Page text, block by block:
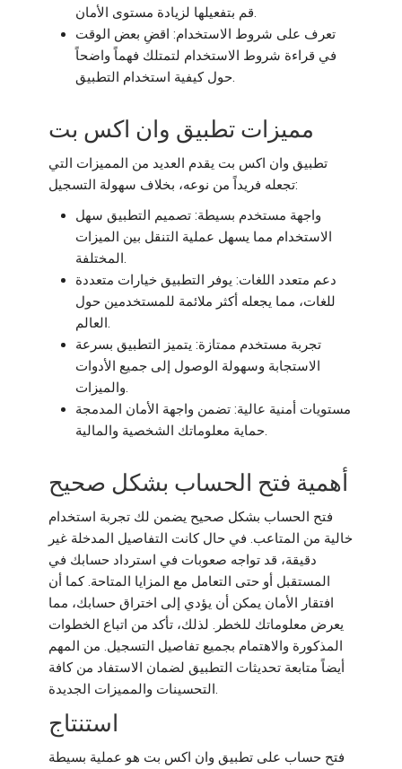
قم بتفعيلها لزيادة مستوى الأمان.
تعرف على شروط الاستخدام: اقضِ بعض الوقت
في قراءة شروط الاستخدام لتمتلك فهماً واضحاً
حول كيفية استخدام التطبيق.
مميزات تطبيق وان اكس بت
تطبيق وان اكس بت يقدم العديد من المميزات التي
تجعله فريداً من نوعه، بخلاف سهولة التسجيل:
واجهة مستخدم بسيطة: تصميم التطبيق سهل
الاستخدام مما يسهل عملية التنقل بين الميزات
المختلفة.
دعم متعدد اللغات: يوفر التطبيق خيارات متعددة
للغات، مما يجعله أكثر ملائمة للمستخدمين حول
العالم.
تجربة مستخدم ممتازة: يتميز التطبيق بسرعة
الاستجابة وسهولة الوصول إلى جميع الأدوات
والميزات.
مستويات أمنية عالية: تضمن واجهة الأمان المدمجة
حماية معلوماتك الشخصية والمالية.
أهمية فتح الحساب بشكل صحيح
فتح الحساب بشكل صحيح يضمن لك تجربة استخدام
خالية من المتاعب. في حال كانت التفاصيل المدخلة غير
دقيقة، قد تواجه صعوبات في استرداد حسابك في
المستقبل أو حتى التعامل مع المزايا المتاحة. كما أن
افتقار الأمان يمكن أن يؤدي إلى اختراق حسابك، مما
يعرض معلوماتك للخطر. لذلك، تأكد من اتباع الخطوات
المذكورة والاهتمام بجميع تفاصيل التسجيل. من المهم
أيضاً متابعة تحديثات التطبيق لضمان الاستفاد من كافة
التحسينات والمميزات الجديدة.
استنتاج
فتح حساب على تطبيق وان اكس بت هو عملية بسيطة